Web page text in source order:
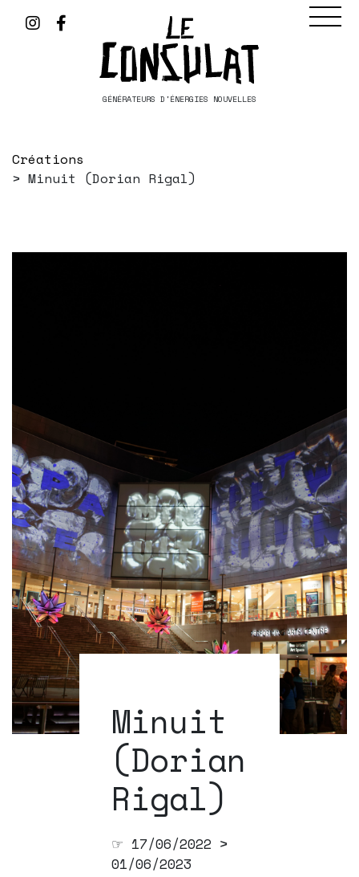
GÉNÉRATEURS D'ÉNERGIES NOUVELLES
Créations
Minuit (Dorian Rigal)
Minuit
(Dorian
Rigal)
☞ 17/06/2022 >
01/06/2023